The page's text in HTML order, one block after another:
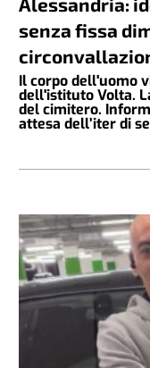
senza fissa
Il corpo dell'uomo
dell'istituto Volta.
del cimitero.
attesa dell’iter di